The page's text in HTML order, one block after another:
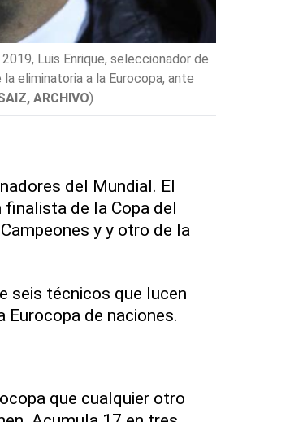
Luis Enrique, seleccionador de
eliminatoria a la Eurocopa, ante
ARCHIVO)
del Mundial. El
finalista de la Copa del
y y otro de la
seis técnicos que lucen
de naciones.
que cualquier otro